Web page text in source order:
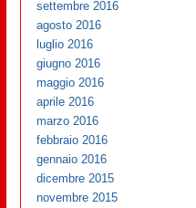
settembre 2016
agosto 2016
luglio 2016
giugno 2016
maggio 2016
aprile 2016
marzo 2016
febbraio 2016
gennaio 2016
dicembre 2015
novembre 2015